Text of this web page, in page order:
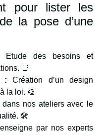
pour lister les
la pose d’une
Etude des besoins et
📑
: Création d’un design
la loi. 🎨
dans nos ateliers avec le
🛠️
par nos experts